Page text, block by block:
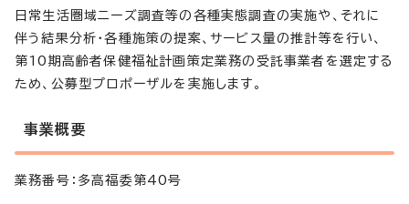
日常生活圏域ニーズ調査等の各種実態調査の実施や、それに
伴う結果分析・各種施策の提案、サービス量の推計等を行い、
第10期高齢者保健福祉計画策定業務の受託事業者を選定する
ため、公募型プロポーザルを実施します。
事業概要
業務番号：多高福委第40号